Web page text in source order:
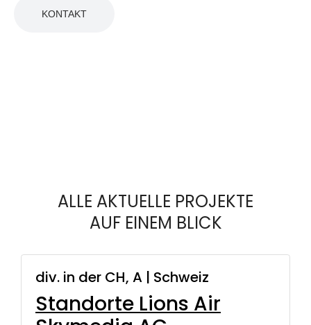
KONTAKT
ALLE AKTUELLE PROJEKTE
AUF EINEM BLICK
div. in der CH, A | Schweiz
Standorte Lions Air